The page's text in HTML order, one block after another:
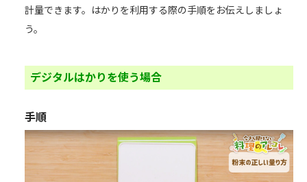
計量できます。はかりを利用する際の手順をお伝えしましょ
う。
デジタルはかりを使う場合
手順